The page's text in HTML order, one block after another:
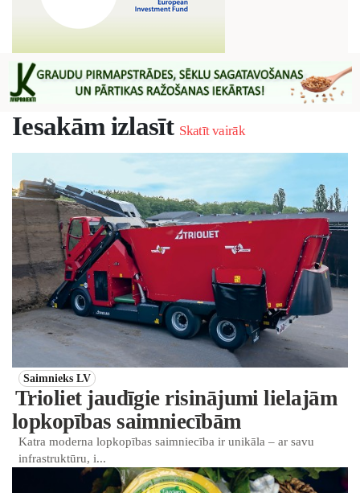
Iesakām izlasīt Skatīt vairāk
Saimnieks LV
Trioliet jaudīgie risinājumi lielajām
lopkopības saimniecībām
Katra moderna lopkopības saimniecība ir unikāla – ar savu
infrastruktūru, i...